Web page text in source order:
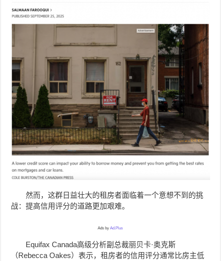
然而，这群日益壮大的租房者面临着一个意想不到的挑
战：提高信用评分的道路更加艰难。
Ads byAd.Plus
Equifax Canada高级分析副总裁丽贝卡·奥克斯
（Rebecca Oakes）表示，租房者的信用评分通常比房主低